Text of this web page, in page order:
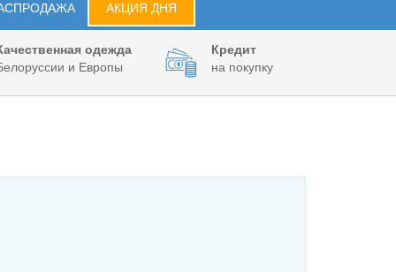
АКЦИЯ ДНЯ
одежда
и Европы
Кредит
на покупку